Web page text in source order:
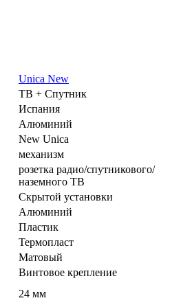
Unica New
ТВ + Спутник
Испания
Алюминий
New Unica
механизм
розетка радио/спутникового/
наземного ТВ
Скрытой установки
Алюминий
Пластик
Термопласт
Матовый
Винтовое крепление
24 мм